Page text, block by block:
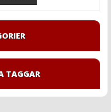
TAGGAR